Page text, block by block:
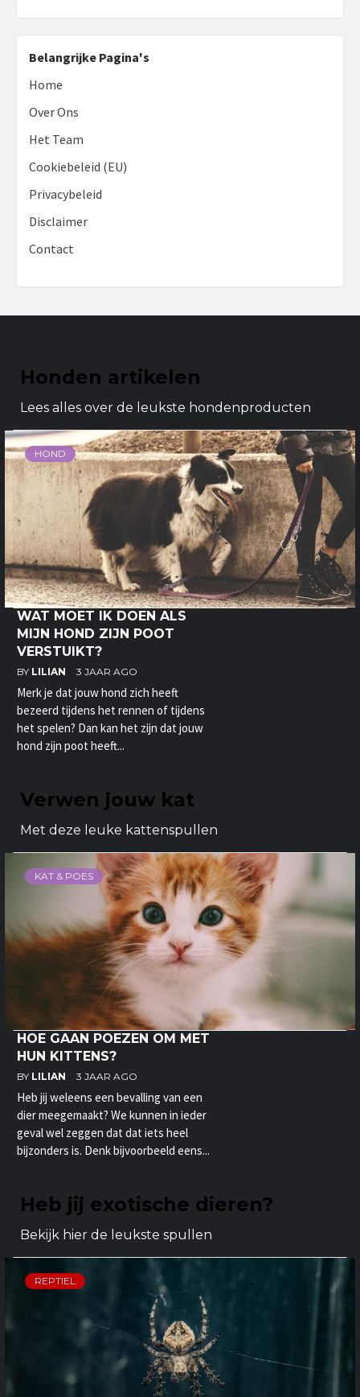
Belangrijke Pagina's
Home
Over Ons
Het Team
Cookiebeleid (EU)
Privacybeleid
Disclaimer
Contact
Honden artikelen
Lees alles over de leukste hondenproducten
HOND
WAT MOET IK DOEN ALS
MIJN HOND ZIJN POOT
VERSTUIKT?
BY LILIAN 3 JAAR AGO
Merk je dat jouw hond zich heeft
bezeerd tijdens het rennen of tijdens
het spelen? Dan kan het zijn dat jouw
hond zijn poot heeft...
Verwen jouw kat
Met deze leuke kattenspullen
KAT & POES
HOE GAAN POEZEN OM MET
HUN KITTENS?
BY LILIAN 3 JAAR AGO
Heb jij weleens een bevalling van een
dier meegemaakt? We kunnen in ieder
geval wel zeggen dat dat iets heel
bijzonders is. Denk bijvoorbeeld eens...
Heb jij exotische dieren?
Bekijk hier de leukste spullen
REPTIEL